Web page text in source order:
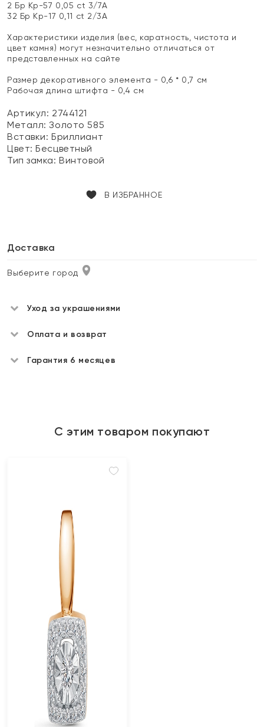
2 Бр Кр-57 0,05 ct 3/7А
32 Бр Кр-17 0,11 ct 2/3А
Характеристики изделия (вес, каратность, чистота и
цвет камня) могут незначительно отличаться от
представленных на сайте
Размер декоративного элемента - 0,6 * 0,7 см
Рабочая длина штифта - 0,4 см
Артикул: 2744121
Металл:Золото 585
Вставки:Бриллиант
Цвет:Бесцветный
Тип замка:Винтовой
В ИЗБРАННОЕ
Доставка
Выберите город
Уход за украшениями
Оплата и возврат
Гарантия 6 месяцев
С этим товаром покупают